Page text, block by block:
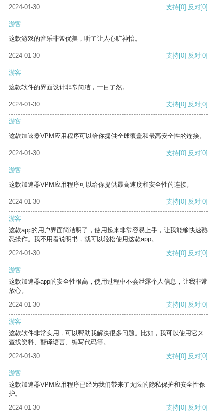
2024-01-30 支持[0] 反对[0]
游客
这款游戏的音乐非常优美，听了让人心旷神怡。
2024-01-30 支持[0] 反对[0]
游客
这款软件的界面设计非常简洁，一目了然。
2024-01-30 支持[0] 反对[0]
游客
这款加速器VPM应用程序可以给你提供全球覆盖和最高安全性的连接。
2024-01-30 支持[0] 反对[0]
游客
这款加速器VPM应用程序可以给你提供最高速度和安全性的连接。
2024-01-30 支持[0] 反对[0]
游客
这款app的用户界面简洁明了，使用起来非常容易上手，让我能够快速熟
悉操作。我不用看说明书，就可以轻松使用这款app。
2024-01-30
支持[0] 反对[0]
游客
这款加速器app的安全性很高，使用过程中不会泄露个人信息，让我非常
放心。
2024-01-30
支持[0] 反对[0]
游客
这款软件非常实用，可以帮助我解决很多问题。比如，我可以使用它来
查找资料、翻译语言、编写代码等。
2024-01-30
支持[0] 反对[0]
游客
这款加速器VPM应用程序已经为我们带来了无限的隐私保护和安全性保
护。
2024-01-30
支持[0] 反对[0]